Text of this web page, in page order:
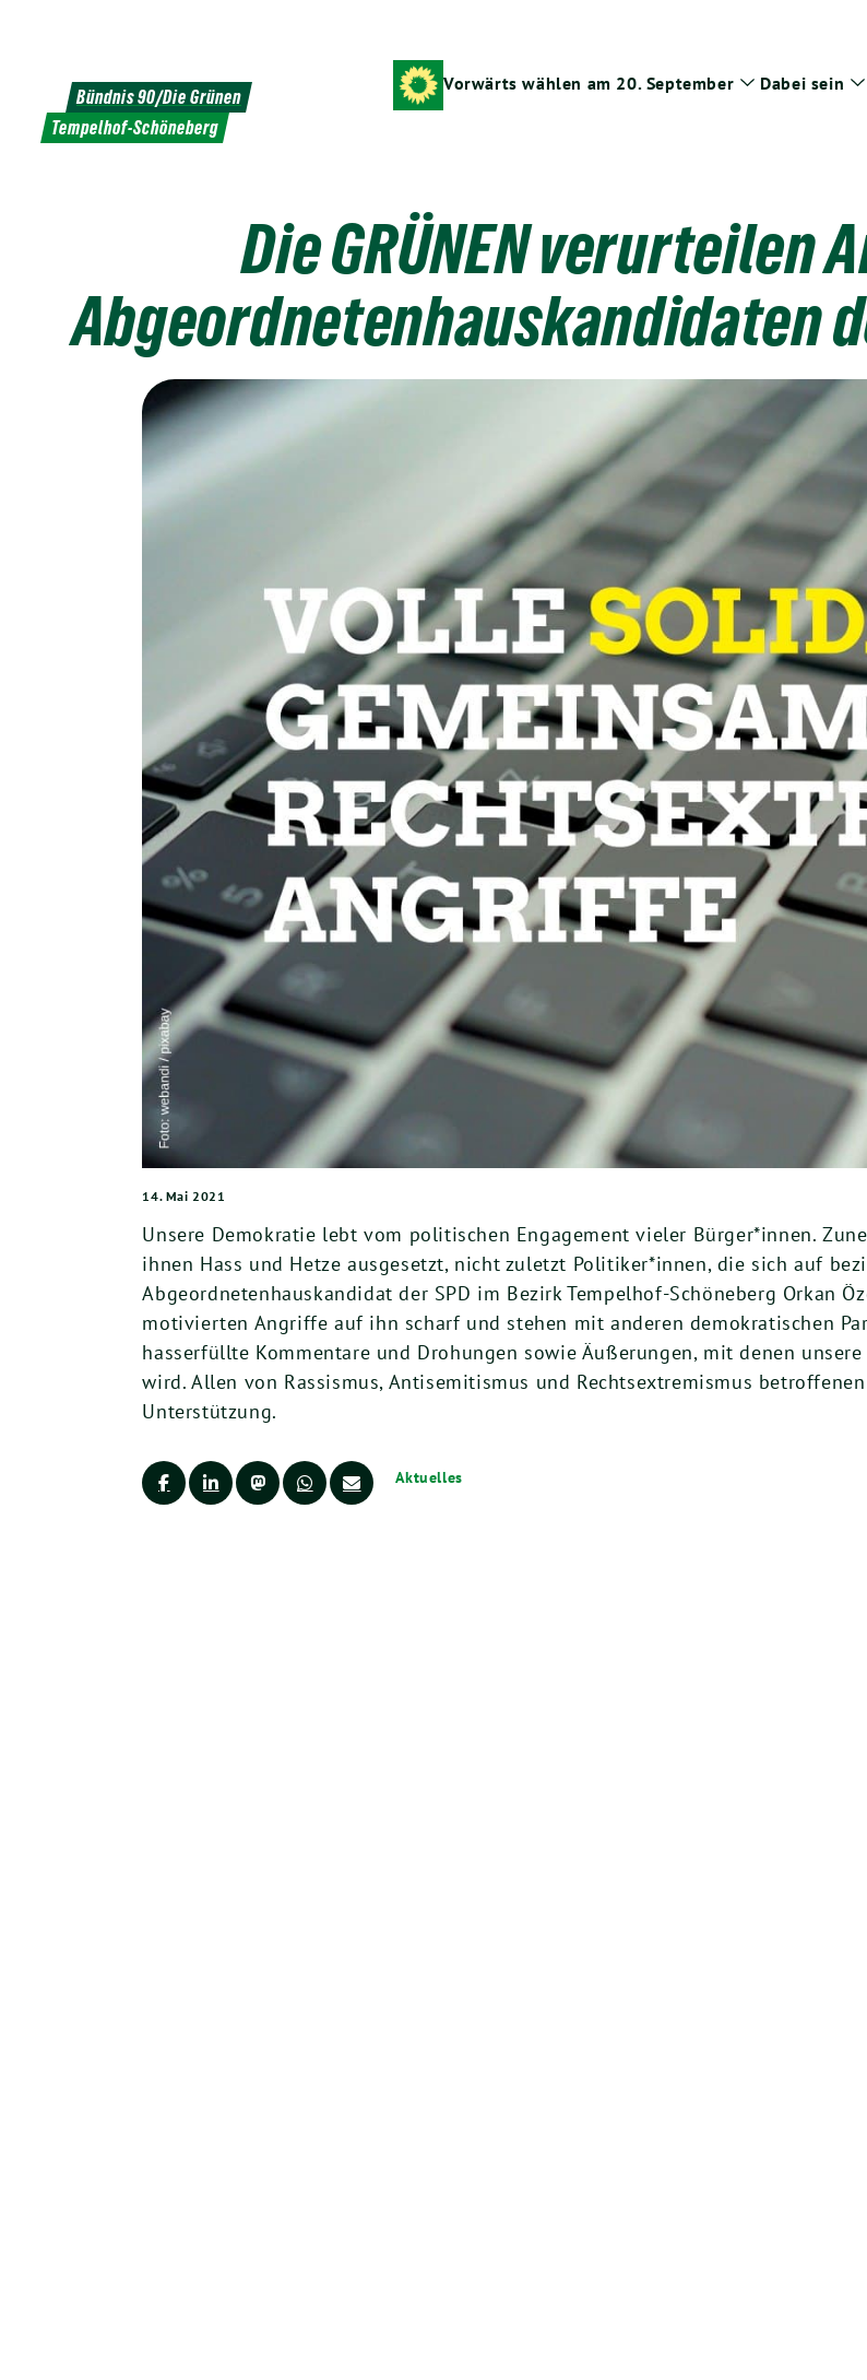
Bündnis 90/Die Grünen
Tempelhof-Schöneberg
Vorwärts wählen am 20. September Zeige
Dabei sein
Die GRÜNEN verurteilen
Abgeordnetenhauskandidaten
14. Mai 2021
Unsere Demokratie lebt vom politischen Engagement vieler Bürger*innen.
ihnen Hass und Hetze ausgesetzt, nicht zuletzt Politiker*innen, die sich auf
Abgeordnetenhauskandidat der SPD im Bezirk Tempelhof-Schöneberg Orkan
motivierten Angriffe auf ihn scharf und stehen mit anderen demokratischen
hasserfüllte Kommentare und Drohungen sowie Äußerungen, mit denen
wird. Allen von Rassismus, Antisemitismus und Rechtsextremismus
Unterstützung.
Aktuelles